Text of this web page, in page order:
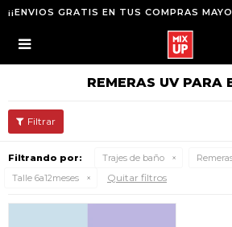
¡¡ENVIOS GRATIS EN TUS COMPRAS

REMERAS UV PARA
Filtrando por: Trajes de baño
Talle 6a12meses
Quitar filtros